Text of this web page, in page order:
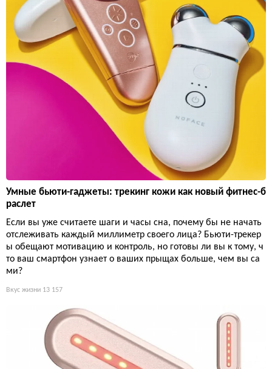
Умные бьюти-гаджеты: трекинг кожи как новый фитнес-б
раслет
Если вы уже считаете шаги и часы сна, почему бы не начать
отслеживать каждый миллиметр своего лица? Бьюти-трекер
ы обещают мотивацию и контроль, но готовы ли вы к тому, ч
то ваш смартфон узнает о ваших прыщах больше, чем вы са
ми?
Вкус жизни 13 157